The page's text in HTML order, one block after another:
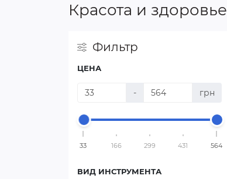
Красота и здоровье
Фильтр
ЦЕНА
- грн
33 166 299 431 564
ВИД ИНСТРУМЕНТА